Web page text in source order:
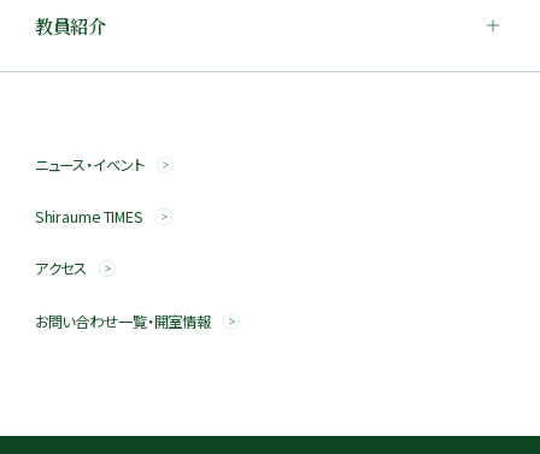
教員紹介
ニュース・イベント
Shiraume TIMES
アクセス
お問い合わせ一覧・開室情報